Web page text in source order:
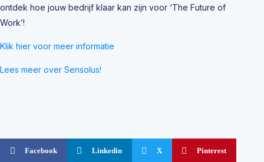
ontdek hoe jouw bedrijf klaar kan zijn voor ‘The Future of
Work’!
Klik hier voor meer informatie
Lees meer over Sensolus!
Facebook Linkedin X Pinterest